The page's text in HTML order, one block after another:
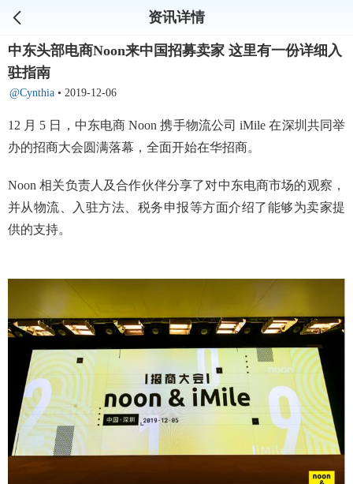
资讯详情
中东头部电商Noon来中国招募卖家 这里有一份详细入
驻指南
@Cynthia • 2019-12-06
12 月 5 日，中东电商 Noon 携手物流公司 iMile 在深圳共同举
办的招商大会圆满落幕，全面开始在华招商。
Noon 相关负责人及合作伙伴分享了对中东电商市场的观察，
并从物流、入驻方法、税务申报等方面介绍了能够为卖家提
供的支持。